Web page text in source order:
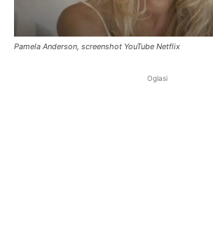
Pamela Anderson, screenshot YouTube Netflix
Oglasi